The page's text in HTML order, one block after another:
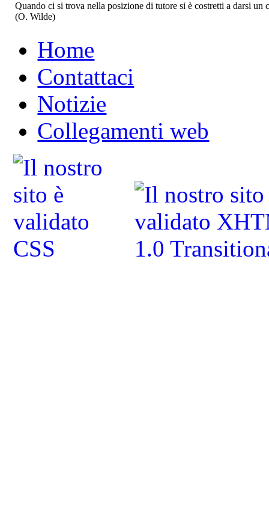
Quando ci si trova nella posizione di tutore si è costretti a darsi
(O. Wilde)
Home
Contattaci
Notizie
Collegamenti web